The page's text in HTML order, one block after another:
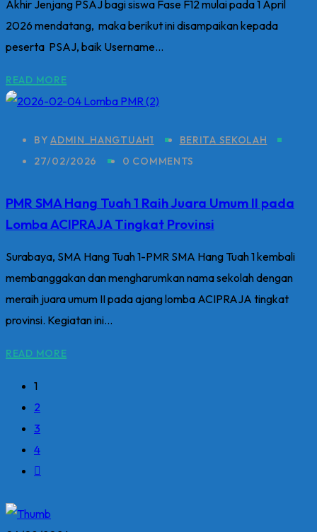
Akhir Jenjang PSAJ bagi siswa Fase F12 mulai pada 1 April
2026 mendatang, maka berikut ini disampaikan kepada
peserta PSAJ, baik Username...
READ MORE
BYADMIN_HANGTUAH1
BERITA SEKOLAH
27/02/2026
0 COMMENTS
PMR SMA Hang Tuah 1 Raih Juara Umum II pada
Lomba ACIPRAJA Tingkat Provinsi
Surabaya, SMA Hang Tuah 1-PMR SMA Hang Tuah 1 kembali
membanggakan dan mengharumkan nama sekolah dengan
meraih juara umum II pada ajang lomba ACIPRAJA tingkat
provinsi. Kegiatan ini...
READ MORE
1
2
3
4